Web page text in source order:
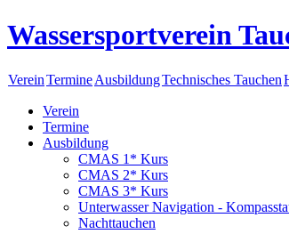
Wassersportverein
VereinTermineAusbildungTechnisches Tauchen
Verein
Termine
Ausbildung
CMAS 1* Kurs
CMAS 2* Kurs
CMAS 3* Kurs
Unterwasser Navigation -
Nachttauchen